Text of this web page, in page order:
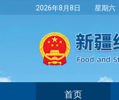
2026年8月8日 星期六
首页